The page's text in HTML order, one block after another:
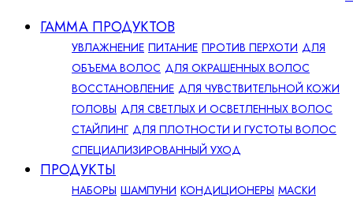
ГАММА ПРОДУКТОВ
УВЛАЖНЕНИЕ ПИТАНИЕ ПРОТИВ ПЕРХОТИ ДЛЯ
ОБЪЕМА ВОЛОС ДЛЯ ОКРАШЕННЫХ ВОЛОС
ВОССТАНОВЛЕНИЕ ДЛЯ ЧУВСТВИТЕЛЬНОЙ КОЖИ
ГОЛОВЫ ДЛЯ СВЕТЛЫХ И ОСВЕТЛЕННЫХ ВОЛОС
СТАЙЛИНГ ДЛЯ ПЛОТНОСТИ И ГУСТОТЫ ВОЛОС
СПЕЦИАЛИЗИРОВАННЫЙ УХОД
ПРОДУКТЫ
НАБОРЫ ШАМПУНИ КОНДИЦИОНЕРЫ МАСКИ